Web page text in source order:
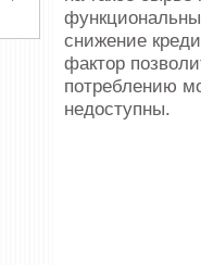
снижение
фактор
потреблению
недоступны.